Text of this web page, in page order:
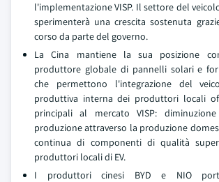
l'implementazione VISP. Il settore del
sperimenterà una crescita sostenuta
corso da parte del governo.
La Cina mantiene la sua posizione
produttore globale di pannelli solari e
che permettono l'integrazione del
produttiva interna dei produttori locali
principali al mercato VISP:
produzione attraverso la produzione
continua di componenti di qualità
produttori locali di EV.
I produttori cinesi BYD e NIO